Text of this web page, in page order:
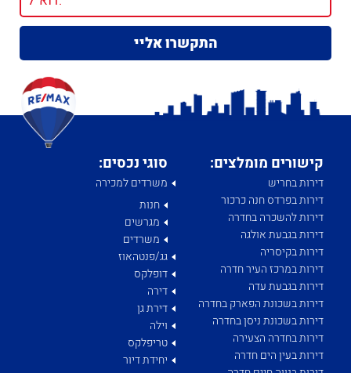
קישורים מומלצים:
דירות בחריש
דירות בפרדס חנה כרכור
דירות להשכרה בחדרה
דירות בגבעת אולגה
דירות בקיסריה
דירות במרכז העיר חדרה
דירות בגבעת עדה
דירות בשכונת הפארק בחדרה
דירות בשכונת ניסן בחדרה
דירות בחדרה הצעירה
דירות בעין הים חדרה
סוגי נכסים:
משרדים למכירה
חנות
מגרשים
משרדים
גג/פנטהאוז
דופלקס
דירה
דירת גן
וילה
טריפלקס
יחידת דיור